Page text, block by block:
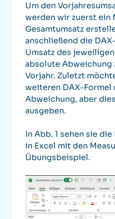
Um den
werden wir zuerst ein
Gesamtumsatz
anschließend die
Umsatz des
absolute Abweichung
Vorjahr. Zuletzt
weiteren DAX-Formel
Abweichung, aber
ausgeben.
In Abb. 1 sehen sie
in Excel mit den
Übungsbeispiel.